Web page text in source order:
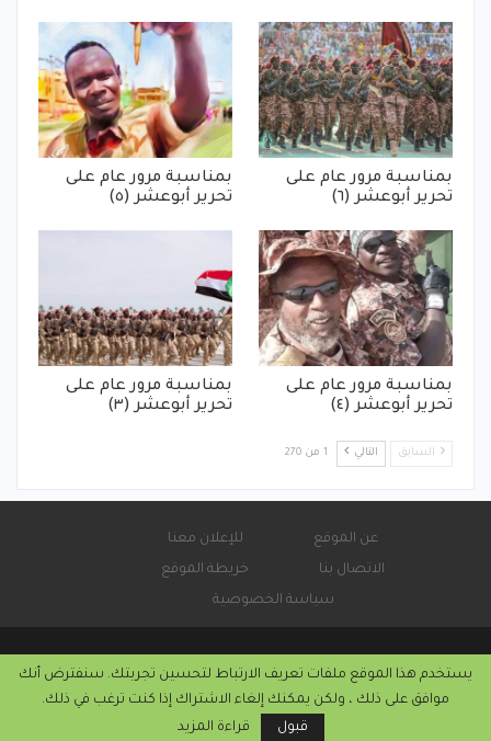
بمناسبة مرور عام على
تحرير أبوعشر (٦)
بمناسبة مرور عام على
تحرير أبوعشر (٥)
بمناسبة مرور عام على
تحرير أبوعشر (٤)
بمناسبة مرور عام على
تحرير أبوعشر (٣)
السابق التالي 1 من 270
عن الموقع
للإعلان معنا
الاتصال بنا
خريطة الموقع
سياسة الخصوصية
© 2026 - صحيفة كورة سودانية الإلكترونية.
التركيب والاستضافة من
يستخدم هذا الموقع ملفات تعريف الارتباط لتحسين تجربتك. سنفترض أنك
موافق على ذلك ، ولكن يمكنك إلغاء الاشتراك إذا كنت ترغب في ذلك.
قبول
قراءة المزيد